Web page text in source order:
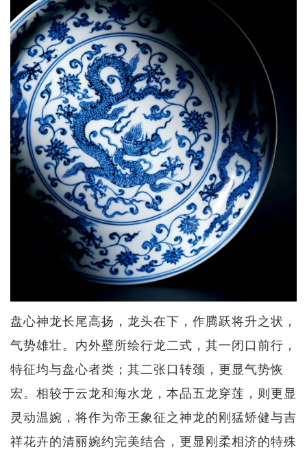
盘心神龙长尾高扬，龙头在下，作腾跃将升之状，
气势雄壮。内外壁所绘行龙二式，其一闭口前行，
特征均与盘心者类；其二张口转颈，更显气势恢
宏。相较于云龙和海水龙，本品五龙穿莲，则更显
灵动温婉，将作为帝王象征之神龙的刚猛矫健与吉
祥花卉的清丽婉约完美结合，更显刚柔相济的特殊